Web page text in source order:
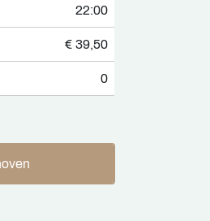
22:00
€ 39,50
0